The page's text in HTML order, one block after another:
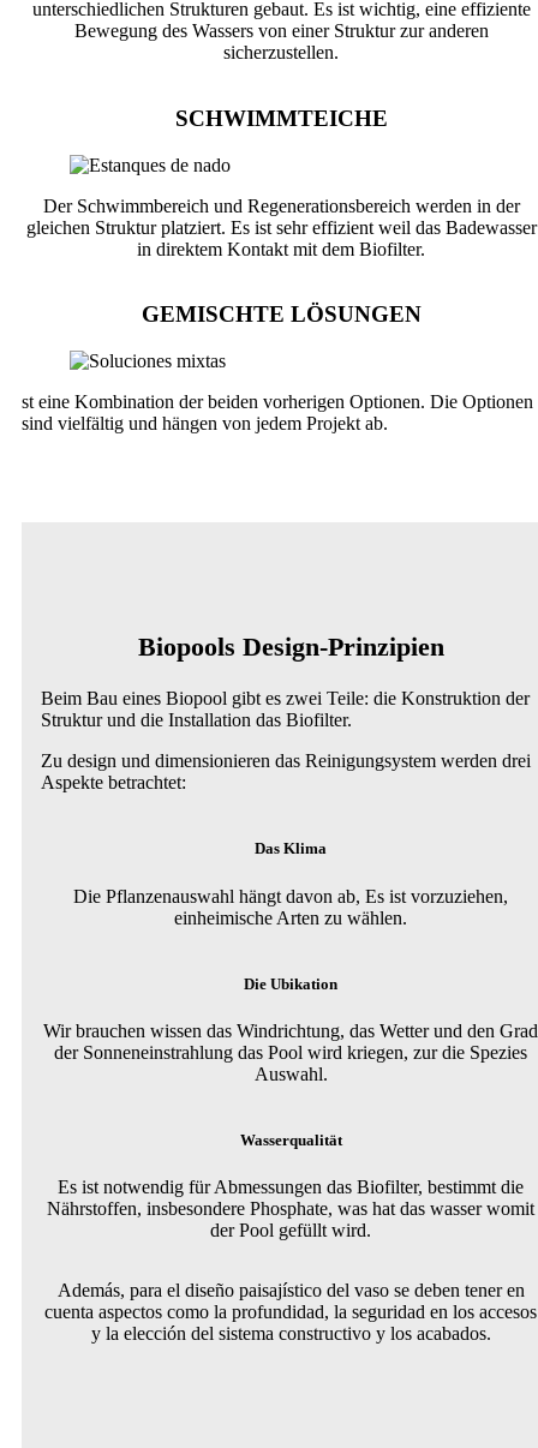
unterschiedlichen Strukturen gebaut. Es ist wichtig, eine effiziente
Bewegung des Wassers von einer Struktur zur anderen
sicherzustellen.
SCHWIMMTEICHE
Der Schwimmbereich und Regenerationsbereich werden in der
gleichen Struktur platziert. Es ist sehr effizient weil das Badewasser
in direktem Kontakt mit dem Biofilter.
GEMISCHTE LÖSUNGEN
st eine Kombination der beiden vorherigen Optionen. Die Optionen
sind vielfältig und hängen von jedem Projekt ab.
Biopools Design-Prinzipien
Beim Bau eines Biopool gibt es zwei Teile: die Konstruktion der
Struktur und die Installation das Biofilter.
Zu design und dimensionieren das Reinigungsystem werden drei
Aspekte betrachtet:
Das Klima
Die Pflanzenauswahl hängt davon ab, Es ist vorzuziehen,
einheimische Arten zu wählen.
Die Ubikation
Wir brauchen wissen das Windrichtung, das Wetter und den Grad
der Sonneneinstrahlung das Pool wird kriegen, zur die Spezies
Auswahl.
Wasserqualität
Es ist notwendig für Abmessungen das Biofilter, bestimmt die
Nährstoffen, insbesondere Phosphate, was hat das wasser womit
der Pool gefüllt wird.
Además, para el diseño paisajístico del vaso se deben tener en
cuenta aspectos como la profundidad, la seguridad en los accesos
y la elección del sistema constructivo y los acabados.